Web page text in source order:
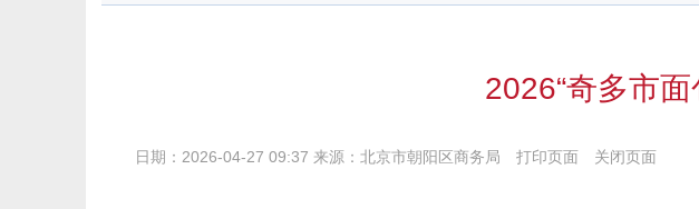
2026“奇多市
日期：2026-04-27 09:37 来源：北京市朝阳区商务局 打印页面 关闭页面